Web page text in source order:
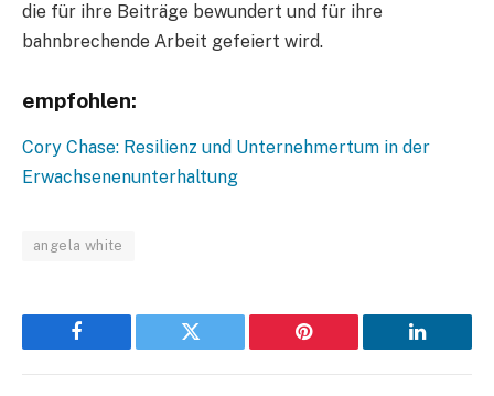
die für ihre Beiträge bewundert und für ihre
bahnbrechende Arbeit gefeiert wird.
empfohlen:
Cory Chase: Resilienz und Unternehmertum in der
Erwachsenenunterhaltung
angela white
Facebook Twitter Pinterest LinkedIn